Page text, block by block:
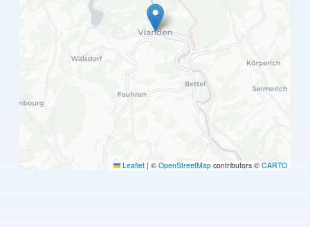
Leaflet | © OpenStreetMap contributors © CARTO